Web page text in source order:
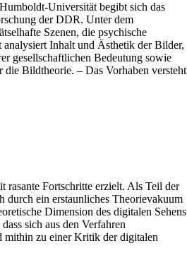
Universität begibt sich das
der DDR. Unter dem
Szenen, die psychische
Inhalt und Ästhetik der Bilder,
gesellschaftlichen Bedeutung sowie
Bildtheorie. – Das Vorhaben versteht
rasante Fortschritte erzielt. Als Teil der
durch ein erstaunliches Theorievakuum
Dimension des digitalen Sehens
sich aus den Verfahren
mithin zu einer Kritik der digitalen